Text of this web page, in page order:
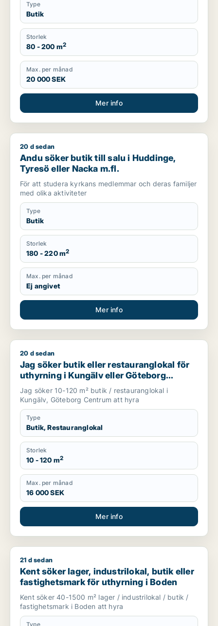
Type
Butik
Storlek
80 - 200 m2
Max. per månad
20 000 SEK
Mer info
Andu söker butik till salu i Huddinge, Tyresö eller Nacka
20 d sedan
Andu söker butik till salu i Huddinge,
Tyresö eller Nacka m.fl.
För att studera kyrkans medlemmar och deras familjer
med olika aktiviteter
Type
Butik
Storlek
180 - 220 m2
Max. per månad
Ej angivet
Mer info
Jag söker butik eller restauranglokal för uthyrning i Kungälv
20 d sedan
Jag söker butik eller restauranglokal för
uthyrning i Kungälv eller Göteborg
Centrum
Jag söker 10-120 m² butik / restauranglokal i
Kungälv, Göteborg Centrum att hyra
Type
Butik, Restauranglokal
Storlek
10 - 120 m2
Max. per månad
16 000 SEK
Mer info
Kent söker lager, industrilokal, butik eller fastighetsmark för
21 d sedan
Kent söker lager, industrilokal, butik eller
fastighetsmark för uthyrning i Boden
Kent söker 40-1500 m² lager / industrilokal / butik /
fastighetsmark i Boden att hyra
Type